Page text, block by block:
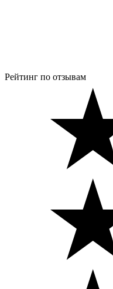
Рейтинг по отзывам